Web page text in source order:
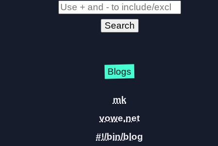
Blogs
mk
vowe.net
#!/bin/blog